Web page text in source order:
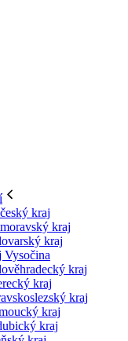
kraj
kraj
kraj
Vysočina
kraj
kraj
kraj
kraj
kraj